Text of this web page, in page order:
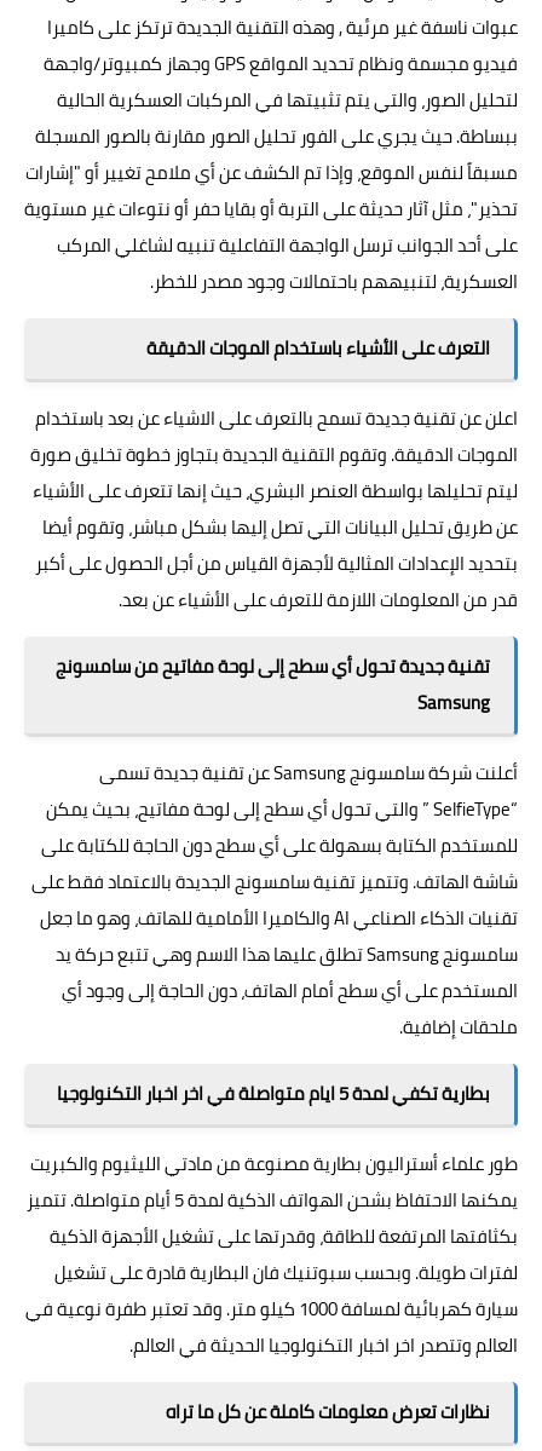
عبوات ناسفة غير مرئية , وهذه التقنية الجديدة ترتكز على كاميرا
فيديو مجسمة ونظام تحديد المواقع GPS وجهاز كمبيوتر/واجهة
لتحليل الصور، والتي يتم تثبيتها في المركبات العسكرية الحالية
ببساطة. حيث يجري على الفور تحليل الصور مقارنة بالصور المسجلة
مسبقاً لنفس الموقع، وإذا تم الكشف عن أي ملامح تغيير أو "إشارات
تحذير"، مثل آثار حديثة على التربة أو بقايا حفر أو نتوءات غير مستوية
على أحد الجوانب ترسل الواجهة التفاعلية تنبيه لشاغلي المركب
العسكرية، لتنبيههم باحتمالات وجود مصدر للخطر.
التعرف على الأشياء باستخدام الموجات الدقيقة
اعلن عن تقنية جديدة تسمح بالتعرف على الاشياء عن بعد باستخدام
الموجات الدقيقة. وتقوم التقنية الجديدة بتجاوز خطوة تخليق صورة
ليتم تحليلها بواسطة العنصر البشري، حيث إنها تتعرف على الأشياء
عن طريق تحليل البيانات التي تصل إليها بشكل مباشر، وتقوم أيضا
بتحديد الإعدادات المثالية لأجهزة القياس من أجل الحصول على أكبر
قدر من المعلومات اللازمة للتعرف على الأشياء عن بعد.
تقنية جديدة تحول أي سطح إلى لوحة مفاتيح من سامسونج
Samsung
أعلنت شركة سامسونج Samsung عن تقنية جديدة تسمى
“SelfieType ” والتي تحول أي سطح إلى لوحة مفاتيح، بحيث يمكن
للمستخدم الكتابة بسهولة على أي سطح دون الحاجة للكتابة على
شاشة الهاتف. وتتميز تقنية سامسونج الجديدة بالاعتماد فقط على
تقنيات الذكاء الصناعي AI والكاميرا الأمامية للهاتف، وهو ما جعل
سامسونج Samsung تطلق عليها هذا الاسم وهي تتبع حركة يد
المستخدم على أي سطح أمام الهاتف، دون الحاجة إلى وجود أي
ملحقات إضافية.
بطارية تكفي لمدة 5 ايام متواصلة في اخر اخبار التكنولوجيا
طور علماء أستراليون بطارية مصنوعة من مادتي الليثيوم والكبريت
يمكنها الاحتفاظ بشحن الهواتف الذكية لمدة 5 أيام متواصلة. تتميز
بكثافتها المرتفعة للطاقة، وقدرتها على تشغيل الأجهزة الذكية
لفترات طويلة. وبحسب سبوتنيك فان البطارية قادرة على تشغيل
سيارة كهربائية لمسافة 1000 كيلو متر. وقد تعتبر طفرة نوعية في
العالم وتتصدر اخر اخبار التكنولوجيا الحديثة في العالم.
نظارات تعرض معلومات كاملة عن كل ما تراه